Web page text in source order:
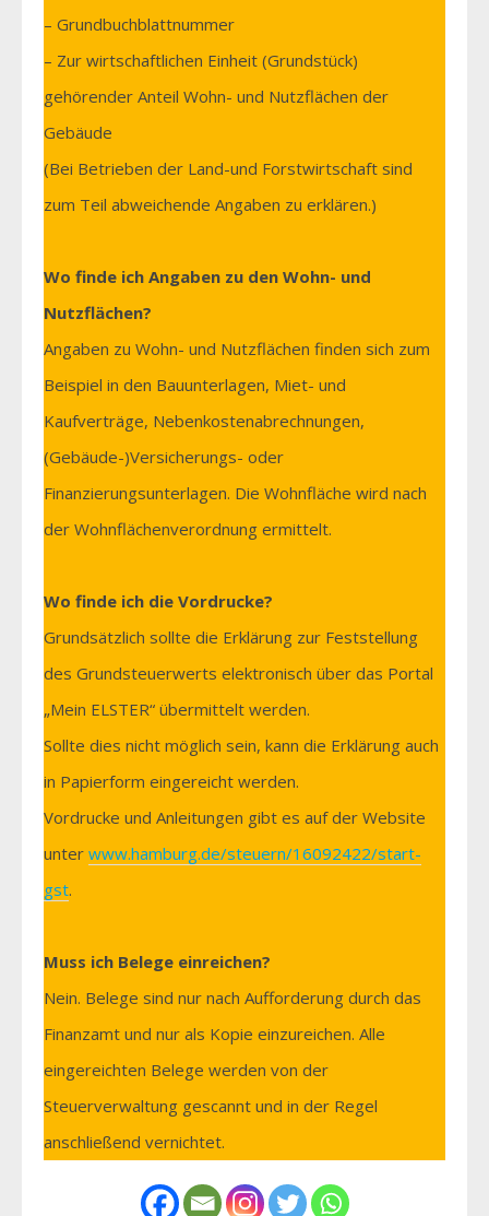
– Grundbuchblattnummer
– Zur wirtschaftlichen Einheit (Grundstück)
gehörender Anteil Wohn- und Nutzflächen der
Gebäude
(Bei Betrieben der Land-und Forstwirtschaft sind
zum Teil abweichende Angaben zu erklären.)
Wo finde ich Angaben zu den Wohn- und
Nutzflächen?
Angaben zu Wohn- und Nutzflächen finden sich zum
Beispiel in den Bauunterlagen, Miet- und
Kaufverträge, Nebenkostenabrechnungen,
(Gebäude-)Versicherungs- oder
Finanzierungsunterlagen. Die Wohnfläche wird nach
der Wohnflächenverordnung ermittelt.
Wo finde ich die Vordrucke?
Grundsätzlich sollte die Erklärung zur Feststellung
des Grundsteuerwerts elektronisch über das Portal
„Mein ELSTER“ übermittelt werden.
Sollte dies nicht möglich sein, kann die Erklärung auch
in Papierform eingereicht werden.
Vordrucke und Anleitungen gibt es auf der Website
unter www.hamburg.de/steuern/16092422/start-
gst.
Muss ich Belege einreichen?
Nein. Belege sind nur nach Aufforderung durch das
Finanzamt und nur als Kopie einzureichen. Alle
eingereichten Belege werden von der
Steuerverwaltung gescannt und in der Regel
anschließend vernichtet.